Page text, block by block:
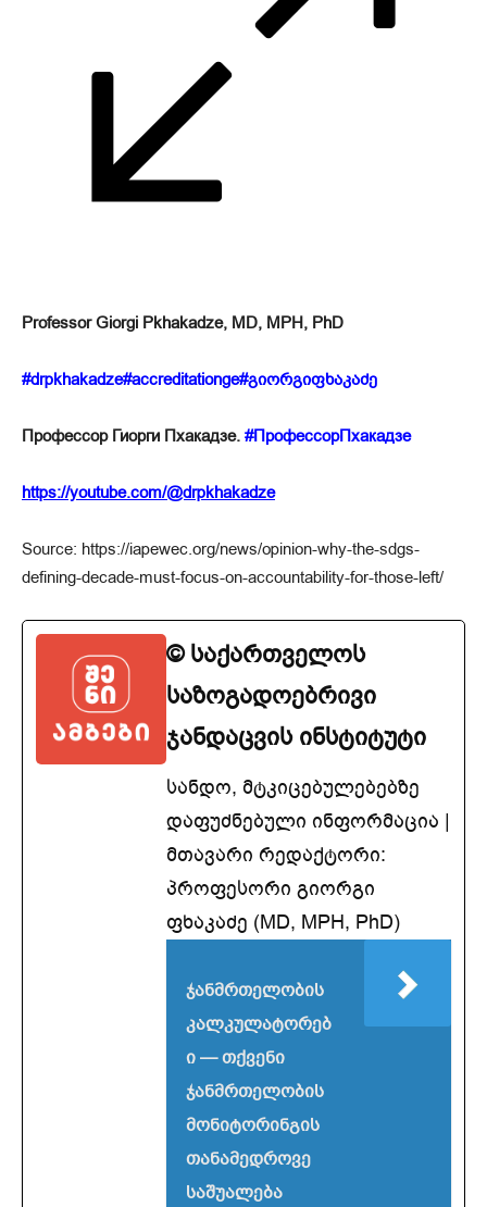
Professor Giorgi Pkhakadze, MD, MPH, PhD
#drpkhakadze#accreditationge#გიორგიფხაკაძე
Профессор Гиорги Пхакадзе. #ПрофессорПхакадзе
https://youtube.com/@drpkhakadze
Source: https://iapewec.org/news/opinion-why-the-sdgs-
defining-decade-must-focus-on-accountability-for-those-left/
© საქართველოს
საზოგადოებრივი
ჯანდაცვის ინსტიტუტი
სანდო, მტკიცებულებებზე
დაფუძნებული ინფორმაცია |
მთავარი რედაქტორი:
პროფესორი გიორგი
ფხაკაძე (MD, MPH, PhD)
ჯანმრთელობის
კალკულატორებ
ი — თქვენი
ჯანმრთელობის
მონიტორინგის
თანამედროვე
საშუალება